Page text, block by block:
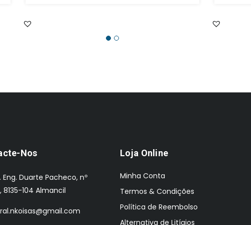
Nos
Eng. Duarte Pacheco, nº
8135-104 Almancil
Loja Online
Minha Conta
Termos & Condições
Política de Reembolso
Alternativa de Litígios